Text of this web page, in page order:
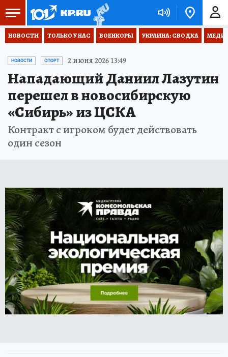
НОВОСТИ ТОЛЬКО У НАС ВОЕНКОРЫ УКРАИНА: СВОДКА
НОВОСТИ СПОРТ 2 июня 2026 13:49
Нападающий Даниил Лазутин
перешел в новосибирскую
«Сибирь» из ЦСКА
Контракт с игроком будет действовать
один сезон